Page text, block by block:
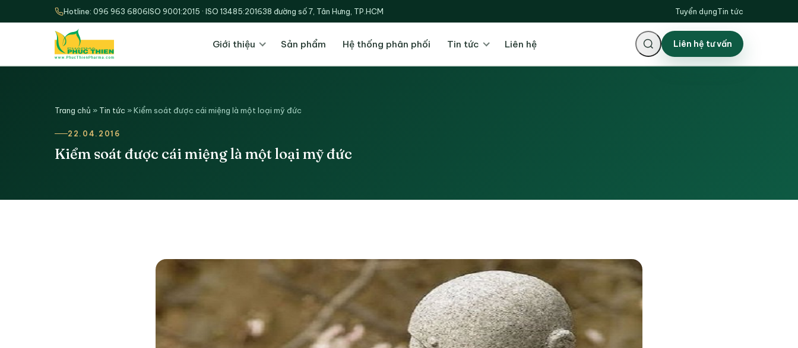
Hotline: 096 963 6806ISO 9001:2015 · ISO 13485:201638 đường số 7, Tân Hưng, TP.HCM Tuyển dụngTin tức
Giới thiệu Sản phẩm Hệ thống phân phối Tin tức Liên hệ Liên hệ tư vấn
Trang chủ » Tin tức »Kiểm soát được cái miệng là một loại mỹ đức
22.04.2016
Kiểm soát được cái miệng là một loại mỹ đức